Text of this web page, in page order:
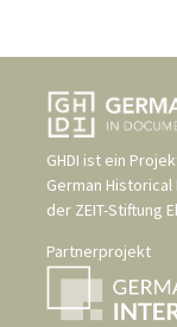
GHDI ist ein
German
der ZEIT-Stiftung
Partnerprojekt